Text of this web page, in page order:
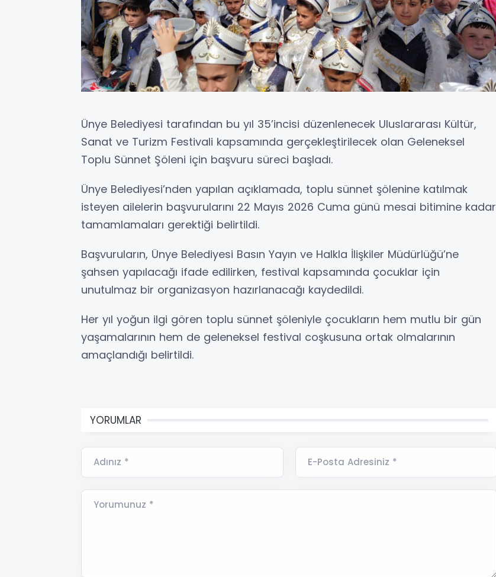
Ünye Belediyesi tarafından bu yıl 35’incisi düzenlenecek Uluslararası Kültür,
Sanat ve Turizm Festivali kapsamında gerçekleştirilecek olan Geleneksel
Toplu Sünnet Şöleni için başvuru süreci başladı.
Ünye Belediyesi’nden yapılan açıklamada, toplu sünnet şölenine katılmak
isteyen ailelerin başvurularını 22 Mayıs 2026 Cuma günü mesai bitimine kadar
tamamlamaları gerektiği belirtildi.
Başvuruların, Ünye Belediyesi Basın Yayın ve Halkla İlişkiler Müdürlüğü’ne
şahsen yapılacağı ifade edilirken, festival kapsamında çocuklar için
unutulmaz bir organizasyon hazırlanacağı kaydedildi.
Her yıl yoğun ilgi gören toplu sünnet şöleniyle çocukların hem mutlu bir gün
yaşamalarının hem de geleneksel festival coşkusuna ortak olmalarının
amaçlandığı belirtildi.
YORUMLAR
Adınız * E-Posta Adresiniz *
Yorumunuz *